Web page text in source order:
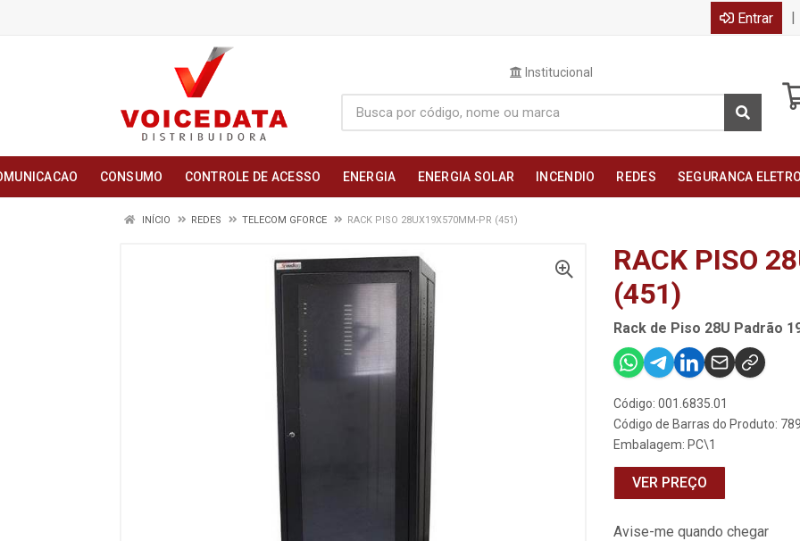
Entrar |
Institucional
CONSUMO CONTROLE DE ACESSO ENERGIA ENERGIA SOLAR INCENDIO REDES SEGURANCA
INÍCIO REDES TELECOM GFORCE RACK PISO 28UX19X570MM-PR (451)
RACK PISO
(451)
Rack de Piso 28U Padrão
Código: 001.6835.01
Código de Barras do Produto:
Embalagem: PC\1
VER PREÇO
Avise-me quando chegar